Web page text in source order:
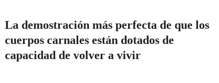
La demostración más perfecta de que los
cuerpos carnales están dotados de
capacidad de volver a vivir